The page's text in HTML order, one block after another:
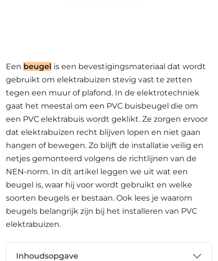
Een beugel is een bevestigingsmateriaal dat wordt
gebruikt om elektrabuizen stevig vast te zetten
tegen een muur of plafond. In de elektrotechniek
gaat het meestal om een PVC buisbeugel die om
een PVC elektrabuis wordt geklikt. Ze zorgen ervoor
dat elektrabuizen recht blijven lopen en niet gaan
hangen of bewegen. Zo blijft de installatie veilig en
netjes gemonteerd volgens de richtlijnen van de
NEN-norm. In dit artikel leggen we uit wat een
beugel is, waar hij voor wordt gebruikt en welke
soorten beugels er bestaan. Ook lees je waarom
beugels belangrijk zijn bij het installeren van PVC
elektrabuizen.
Inhoudsopgave